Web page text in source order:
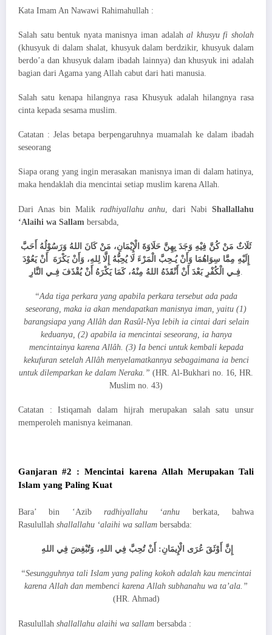
Kata Imam An Nawawi Rahimahullah :
Salah satu bentuk nyata manisnya iman adalahal khusyu fi sholah
(khusyuk di dalam shalat, khusyuk dalam berdzikir, khusyuk dalam
berdo’a dan khusyuk dalam ibadah lainnya) dan khusyuk ini adalah
bagian dari Agama yang Allah cabut dari hati manusia.
Salah satu kenapa hilangnya rasa Khusyuk adalah hilangnya rasa
cinta kepada sesama muslim.
Catatan : Jelas betapa berpengaruhnya muamalah ke dalam ibadah
seseorang
Siapa orang yang ingin merasakan manisnya iman di dalam hatinya,
maka hendaklah dia mencintai setiap muslim karena Allah.
Dari Anas bin Malik radhiyallahu anhu , dari Nabi Shallallahu
‘Alaihi wa Sallam bersabda,
ثَلَاثٌ مَنْ كُنَّ فِيْهِ وَجَدَ بِهِنَّ حَلَاوَةَ الْإِيْمَانِ، مَنْ كَانَ اللهُ وَرَسُوْلُهُ أَحَبَّ
إِلَيْهِ مِمَّا سِوَاهُمَا وَأَنْ يُـحِبَّ الْمَرْءَ لَا يُحِبُّهُ إِلَّا لِلهِ، وَأَنْ يَكْرَهَ أَنْ يَعُوْدَ
فِـي الْكُفْرِ بَعْدَ أَنْ أَنْقَذَهُ اللهُ مِنْهُ، كَمَا يَكْرَهُ أَنْ يُقْذَفَ فِـي النَّارِ
“Ada tiga perkara yang apabila perkara tersebut ada pada
seseorang, maka ia akan mendapatkan manisnya iman, yaitu (1)
barangsiapa yang Allâh dan Rasûl-Nya lebih ia cintai dari selain
keduanya, (2) apabila ia mencintai seseorang, ia hanya
mencintainya karena Allâh. (3) Ia benci untuk kembali kepada
kekufuran setelah Allâh menyelamatkannya sebagaimana ia benci
untuk dilemparkan ke dalam Neraka.” (HR. Al-Bukhari no. 16, HR.
Muslim no. 43)
Catatan : Istiqamah dalam hijrah merupakan salah satu unsur
memperoleh manisnya keimanan.
Ganjaran #2 : Mencintai karena Allah Merupakan Tali
Islam yang Paling Kuat
Bara’ bin ‘Azib radhiyallahu ‘anhu berkata, bahwa
Rasulullah shallallahu ‘alaihi wa sallam bersabda:
إِنَّ أَوْثَقَ عُرَى الْإِيمَانِ: أَنْ تُحِبَّ فِي اللهِ، وَتُبْغِضَ فِي اللهِ
“Sesungguhnya tali Islam yang paling kokoh adalah kau mencintai
karena Allah dan membenci karena Allah subhanahu wa ta’ala.”
(HR. Ahmad)
Rasulullah shallallahu alaihi wa sallam bersabda :